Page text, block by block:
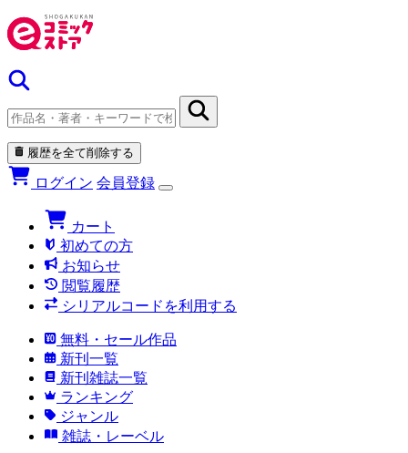
履歴を全て削除する
ログイン 会員登録
カート
初めての方
お知らせ
閲覧履歴
シリアルコードを利用する
無料・セール作品
新刊一覧
新刊雑誌一覧
ランキング
ジャンル
雑誌・レーベル